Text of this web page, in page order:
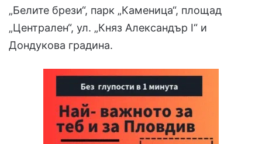
„Белите брези“, парк „Каменица“, площад
„Централен“, ул. „Княз Александър І“ и
Дондукова градина.